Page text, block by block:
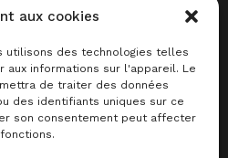
aux cookies
utilisons des technologies telles
informations sur l'appareil. Le
de traiter des données
des identifiants uniques sur ce
son consentement peut affecter